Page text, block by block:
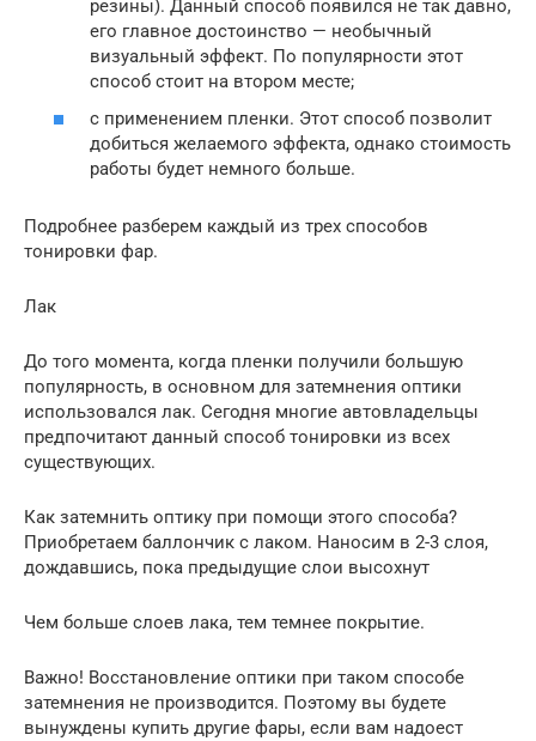
резины). Данный способ появился не так давно,
его главное достоинство — необычный
визуальный эффект. По популярности этот
способ стоит на втором месте;
с применением пленки. Этот способ позволит
добиться желаемого эффекта, однако стоимость
работы будет немного больше.
Подробнее разберем каждый из трех способов
тонировки фар.
Лак
До того момента, когда пленки получили большую
популярность, в основном для затемнения оптики
использовался лак. Сегодня многие автовладельцы
предпочитают данный способ тонировки из всех
существующих.
Как затемнить оптику при помощи этого способа?
Приобретаем баллончик с лаком. Наносим в 2-3 слоя,
дождавшись, пока предыдущие слои высохнут
Чем больше слоев лака, тем темнее покрытие.
Важно! Восстановление оптики при таком способе
затемнения не производится. Поэтому вы будете
вынуждены купить другие фары, если вам надоест